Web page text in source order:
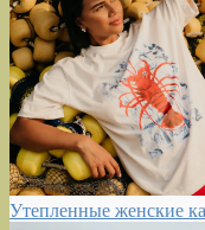
Утепленные женские